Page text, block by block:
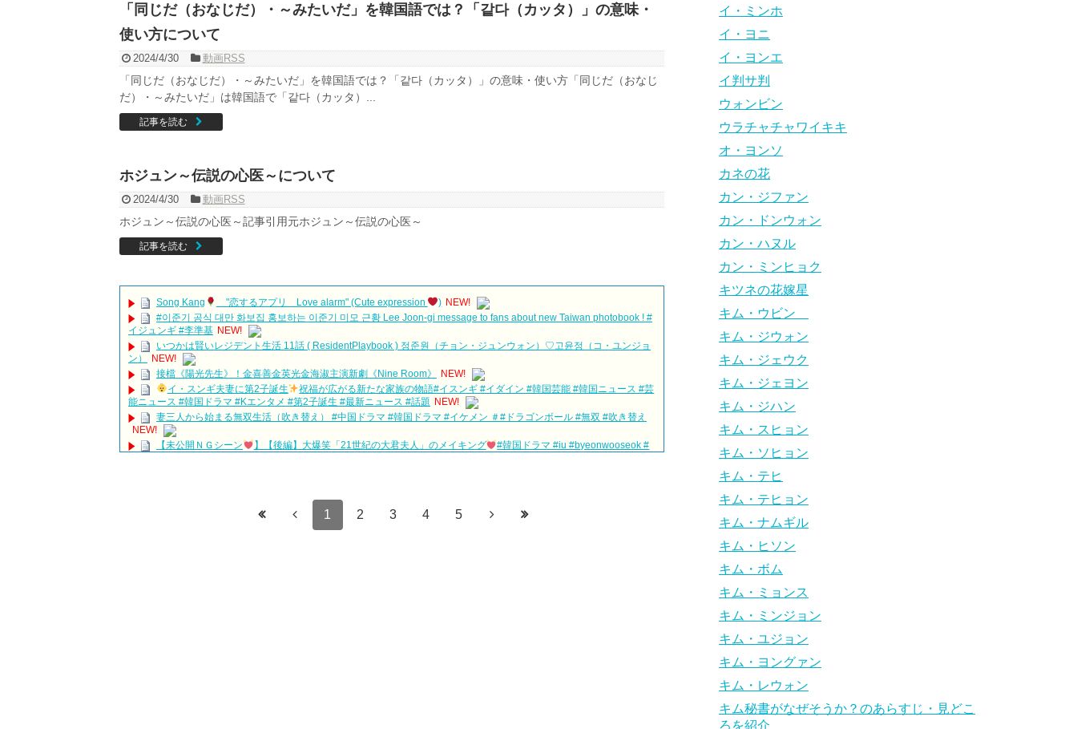
「同じだ（おなじだ）・～みたいだ」を韓国語では？「같다（カッタ）」の意味・
使い方について
2024/4/30 動画RSS
「同じだ（おなじだ）・～みたいだ」を韓国語では？「같다（カッタ）」の意味・使い方「同じだ（おなじ
だ）・～みたいだ」は韓国語で「같다（カッタ）...
記事を読む
ホジュン～伝説の心医～について
2024/4/30 動画RSS
ホジュン～伝説の心医～記事引用元ホジュン～伝説の心医～
記事を読む
Song Kang "恋するアプリ Love alarm" (Cute expression ) NEW!
#이준기 공식 대만 화보집 홍보하는 이준기 미모 근황 Lee Joon-gi message to fans about new Taiwan photobook ! #
イジュンギ #李準基 NEW!
いつかは賢いレジデント生活 11話 ( ResidentPlaybook ) 정준원（チョン・ジュンウォン）♡고윤정（コ・ユンジョ
ン）
NEW!
接檔《陽光先生》！金喜善金英光金海淑主演新劇《Nine Room》
NEW!
イ・スンギ夫妻に第2子誕生
祝福が広がる新たな家族の物語#イスンギ #イダイン #韓国芸能 #韓国ニュース #芸
能ニュース #韓国ドラマ #Kエンタメ #第2子誕生 #最新ニュース #話題 NEW!
妻三人から始まる無双生活（吹き替え） #中国ドラマ #韓国ドラマ #イケメン ＃#ドラゴンボール #無双 #吹き替え
NEW!
【未公開ＮＧシーン
】【後編】大爆笑「21世紀の大君夫人」のメイキング
#韓国ドラマ #iu #byeonwooseok #
Kang Hoon & Yoon Seo | Simplemente tú |
The Miracle We Met Episode 17 Preview English Subtitle
NEW!
1 2 3 4 5
イ・ミンホ
イ・ヨニ
イ・ヨンエ
イ判サ判
ウォンビン
ウラチャチャワイキキ
オ・ヨンソ
カネの花
カン・ジファン
カン・ドンウォン
カン・ハヌル
カン・ミンヒョク
キツネの花嫁星
キム・ウビン
キム・ジウォン
キム・ジェウク
キム・ジェヨン
キム・ジハン
キム・スヒョン
キム・ソヒョン
キム・テヒ
キム・テヒョン
キム・ナムギル
キム・ヒソン
キム・ボム
キム・ミョンス
キム・ミンジョン
キム・ユジョン
キム・ヨングァン
キム・レウォン
キム秘書がなぜそうか？のあらすじ・見どこ
ろを紹介